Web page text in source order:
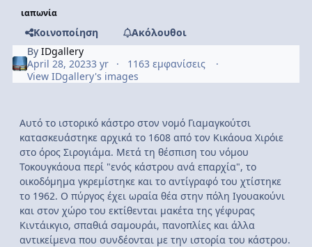
ιαπωνία
Κοινοποίηση
Ακόλουθοι
ByIDgallery
April 28, 20233 yr
1163 εμφανίσεις
View IDgallery's images
Αυτό το ιστορικό κάστρο στον νομό Γιαμαγκούτσι
κατασκευάστηκε αρχικά το 1608 από τον Κικάουα Χιρόιε
στο όρος Σιρογιάμα. Μετά τη θέσπιση του νόμου
Τοκουγκάουα περί "ενός κάστρου ανά επαρχία", το
οικοδόμημα γκρεμίστηκε και το αντίγραφό του χτίστηκε
το 1962. Ο πύργος έχει ωραία θέα στην πόλη Ιγουακούνι
και στον χώρο του εκτίθενται μακέτα της γέφυρας
Κιντάικγιο, σπαθιά σαμουράι, πανοπλίες και άλλα
αντικείμενα που συνδέονται με την ιστορία του κάστρου.